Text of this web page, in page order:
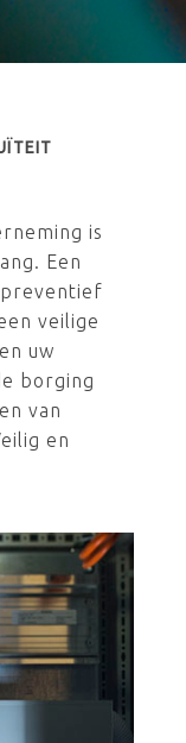
is
Een
veilige
uw
borging
van
en